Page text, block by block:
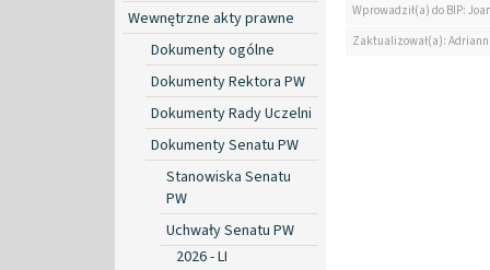
Wewnętrzne akty prawne
Dokumenty ogólne
Dokumenty Rektora PW
Dokumenty Rady Uczelni
Dokumenty Senatu PW
Stanowiska Senatu
PW
Uchwały Senatu PW
2026 - LI
Wprowadził(a) do BIP:
Zaktualizował(a):